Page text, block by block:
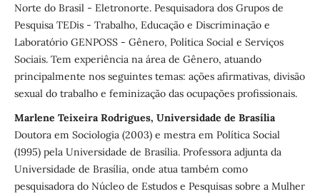
Norte do Brasil - Eletronorte. Pesquisadora dos Grupos de
Pesquisa TEDis - Trabalho, Educação e Discriminação e
Laboratório GENPOSS - Gênero, Política Social e Serviços
Sociais. Tem experiência na área de Gênero, atuando
principalmente nos seguintes temas: ações afirmativas, divisão
sexual do trabalho e feminização das ocupações profissionais.
Marlene Teixeira Rodrigues, Universidade de Brasília
Doutora em Sociologia (2003) e mestra em Política Social
(1995) pela Universidade de Brasília. Professora adjunta da
Universidade de Brasília, onde atua também como
pesquisadora do Núcleo de Estudos e Pesquisas sobre a Mulher